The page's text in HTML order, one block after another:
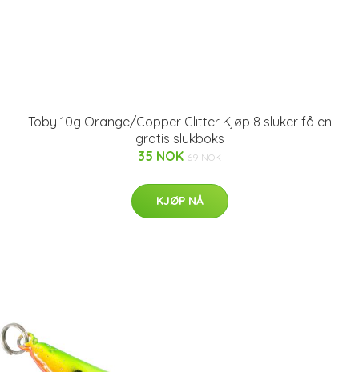
Toby 10g Orange/Copper Glitter Kjøp 8 sluker få en
gratis slukboks
35 NOK 69 NOK
KJØP NÅ